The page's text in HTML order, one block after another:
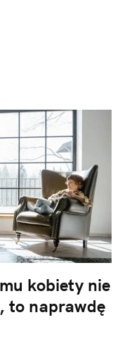
kobiety nie
to naprawdę